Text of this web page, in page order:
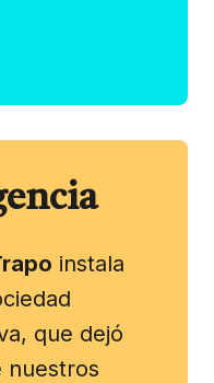
instala
que dejó
nuestros